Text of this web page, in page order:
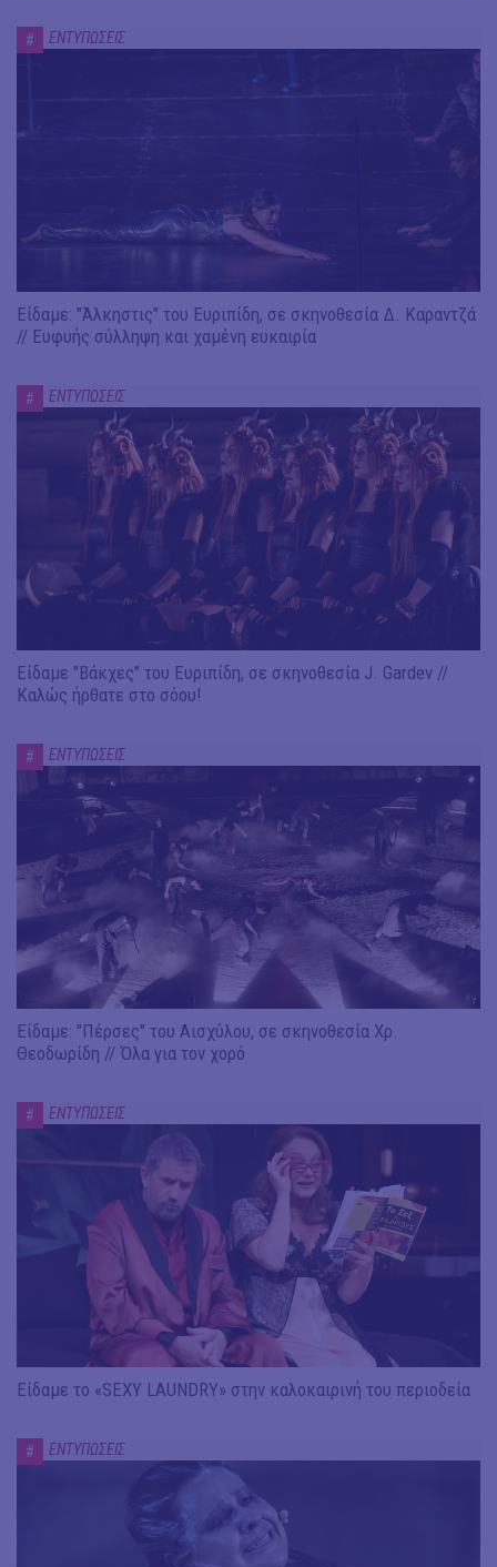
# ΕΝΤΥΠΩΣΕΙΣ
Είδαμε: "Άλκηστις" του Ευριπίδη, σε σκηνοθεσία Δ. Καραντζά
// Ευφυής σύλληψη και χαμένη ευκαιρία
# ΕΝΤΥΠΩΣΕΙΣ
Είδαμε "Βάκχες" του Ευριπίδη, σε σκηνοθεσία J. Gardev //
Καλώς ήρθατε στο σόου!
# ΕΝΤΥΠΩΣΕΙΣ
Είδαμε: "Πέρσες" του Αισχύλου, σε σκηνοθεσία Χρ.
Θεοδωρίδη // Όλα για τον χορό
# ΕΝΤΥΠΩΣΕΙΣ
Είδαμε το «SEXY LAUNDRY» στην καλοκαιρινή του περιοδεία
# ΕΝΤΥΠΩΣΕΙΣ